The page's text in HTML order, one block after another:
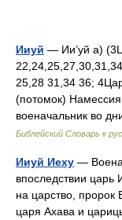
Ииуй — Ии’уй а)
25,28 31,34 36;
(потомок)
военачальник во
Библейский Словарь к
Ииуй Иеху —
впоследствии царь
на царство, пророк
царя Ахава и